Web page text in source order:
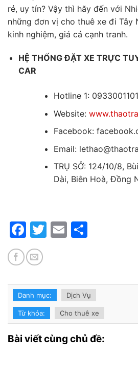
rẻ, uy tín? Vậy thì hãy đến với
những đơn vị cho thuê xe đi Tây
kinh nghiệm, giá cả cạnh tranh.
HỆ THỐNG ĐẶT XE TRỰC
CAR
Hotline 1: 0933001101
Website:
Facebook:
Email:
TRỤ SỞ: 124/10/8,
Dài, Biên Hoà, Đồng
Facebook
Twitter
Email
Danh mục: Dịch Vụ
Từ khóa: Cho thuê xe
Bài viết cùng chủ đề: